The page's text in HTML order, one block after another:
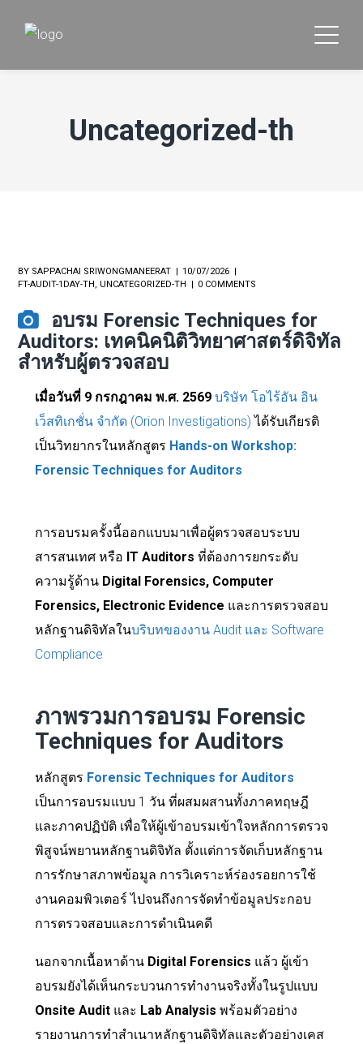
Uncategorized-th
BY SAPPACHAI SRIWONGMANEERAT
10/07/2026
FT-AUDIT-1DAY-TH, UNCATEGORIZED-TH 0 COMMENTS
อบรม Forensic Techniques for
Auditors: เทคนิคนิติวิทยาศาสตร์ดิจิทัล
สำหรับผู้ตรวจสอบ
เมื่อวันที่ 9 กรกฎาคม พ.ศ. 2569 บริษัท โอไร้อัน อิน
เว็สทิเกชั่น จำกัด (Orion Investigations) ได้รับเกียรติ
เป็นวิทยากรในหลักสูตร Hands-on Workshop:
Forensic Techniques for Auditors
การอบรมครั้งนี้ออกแบบมาเพื่อผู้ตรวจสอบระบบ
สารสนเทศ หรือ IT Auditors ที่ต้องการยกระดับ
ความรู้ด้าน Digital Forensics, Computer
Forensics, Electronic Evidence และการตรวจสอบ
หลักฐานดิจิทัลในบริบทของงาน Audit และ Software
Compliance
ภาพรวมการอบรม Forensic
Techniques for Auditors
หลักสูตร Forensic Techniques for Auditors
เป็นการอบรมแบบ 1 วัน ที่ผสมผสานทั้งภาคทฤษฎี
และภาคปฏิบัติ เพื่อให้ผู้เข้าอบรมเข้าใจหลักการตรวจ
พิสูจน์พยานหลักฐานดิจิทัล ตั้งแต่การจัดเก็บหลักฐาน
การรักษาสภาพข้อมูล การวิเคราะห์ร่องรอยการใช้
งานคอมพิวเตอร์ ไปจนถึงการจัดทำข้อมูลประกอบ
การตรวจสอบและการดำเนินคดี
นอกจากเนื้อหาด้าน Digital Forensics แล้ว ผู้เข้า
อบรมยังได้เห็นกระบวนการทำงานจริงทั้งในรูปแบบ
Onsite Auditและ Lab Analysis พร้อมตัวอย่าง
รายงานการทำสำเนาหลักฐานดิจิทัลและตัวอย่างเคส